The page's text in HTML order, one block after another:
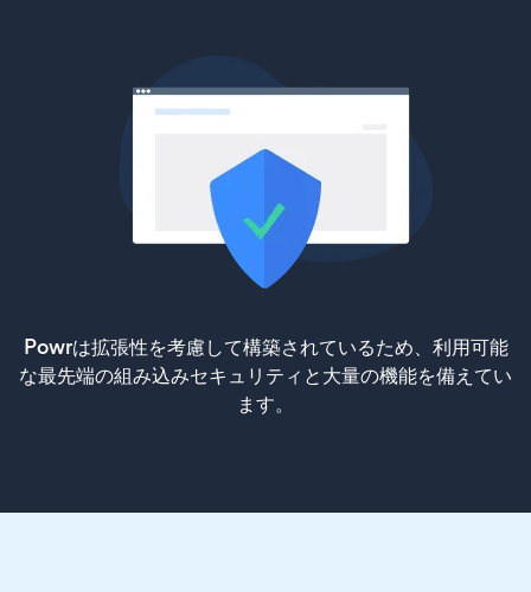
Powrは拡張性を考慮して構築されているため、利用可能
な最先端の組み込みセキュリティと大量の機能を備えてい
ます。